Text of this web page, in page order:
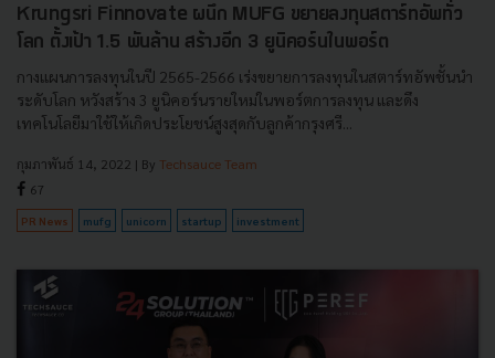
Krungsri Finnovate ผนึก MUFG ขยายลงทุนสตาร์ทอัพทั่ว
โลก ตั้งเป้า 1.5 พันล้าน สร้างอีก 3 ยูนิคอร์นในพอร์ต
กางแผนการลงทุนในปี 2565-2566 เร่งขยายการลงทุนในสตาร์ทอัพชั้นนำ
ระดับโลก หวังสร้าง 3 ยูนิคอร์นรายใหม่ในพอร์ตการลงทุน และดึง
เทคโนโลยีมาใช้ให้เกิดประโยชน์สูงสุดกับลูกค้ากรุงศรี...
กุมภาพันธ์ 14, 2022 | By Techsauce Team
67
PR News mufg unicorn startup investment